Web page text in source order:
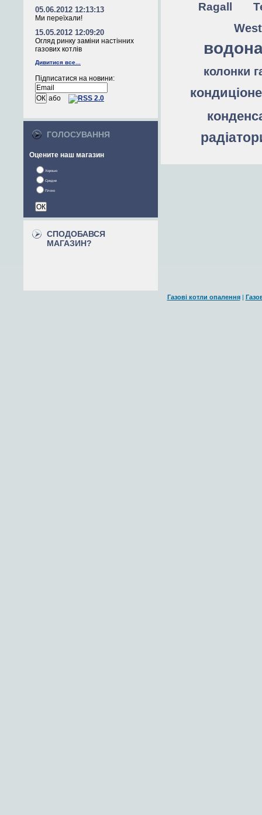
05.06.2012 12:13:13
Ми переїхали!
15.05.2012 12:09:20
Огляд ринку заміни настінних
газових котлів
Дивитися все...
Підписатися на новини:
або
ГОЛОСУВАННЯ
Оцените наш магазин
Хорошо
Средне
Плохо
СПОДОБАВСЯ
МАГАЗИН?
Ragall
колонки
Газові котли опалення|